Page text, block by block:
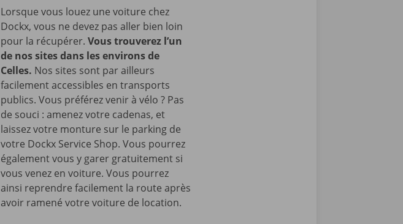
Lorsque vous louez une voiture chez
Dockx, vous ne devez pas aller bien loin
pour la récupérer. Vous trouverez l’un
de nos sites dans les environs de
Celles. Nos sites sont par ailleurs
facilement accessibles en transports
publics. Vous préférez venir à vélo ? Pas
de souci : amenez votre cadenas, et
laissez votre monture sur le parking de
votre Dockx Service Shop. Vous pourrez
également vous y garer gratuitement si
vous venez en voiture. Vous pourrez
ainsi reprendre facilement la route après
avoir ramené votre voiture de location.